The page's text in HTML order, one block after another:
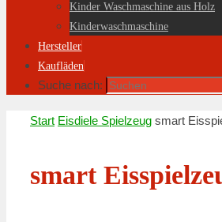
Kinder Waschmaschine aus Holz
Kinderwaschmaschine
Hersteller
Kaufläden
Suche nach:
Start Eisdiele Spielzeug smart
smart